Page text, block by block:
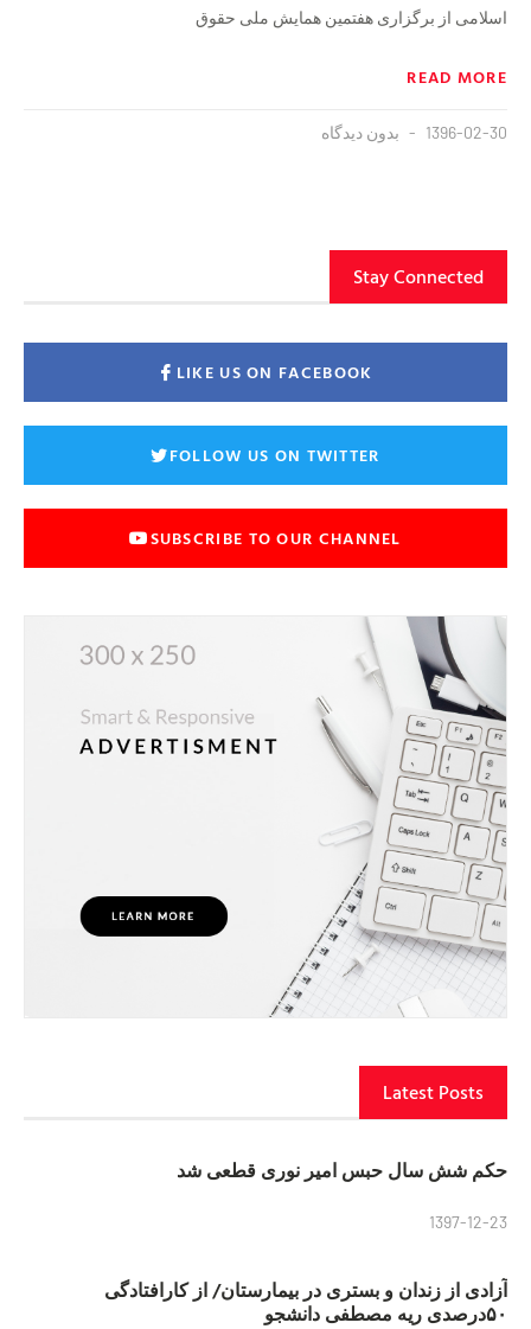
اسلامی از برگزاری هفتمین همایش ملی حقوق
READ MORE
1396-02-30 بدون دیدگاه
Stay Connected
LIKE US ON FACEBOOK
FOLLOW US ON TWITTER
SUBSCRIBE TO OUR CHANNEL
Latest Posts
حکم شش سال حبس امیر نوری قطعی شد
1397-12-23
آزادی از زندان و بستری در بیمارستان/ از کارافتادگی
۵۰درصدی ریه مصطفی دانشجو